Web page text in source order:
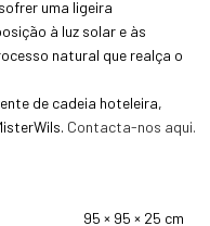
uma ligeira
à luz solar e às
natural que realça o
de cadeia hoteleira,
Contacta-nos aqui.
95 × 95 × 25 cm